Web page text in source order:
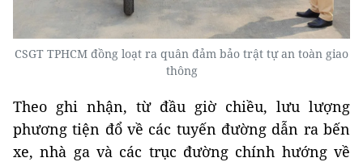
CSGT TPHCM đồng loạt ra quân đảm bảo trật tự an toàn giao
thông
Theo ghi nhận, từ đầu giờ chiều, lưu lượng
phương tiện đổ về các tuyến đường dẫn ra bến
xe, nhà ga và các trục đường chính hướng về